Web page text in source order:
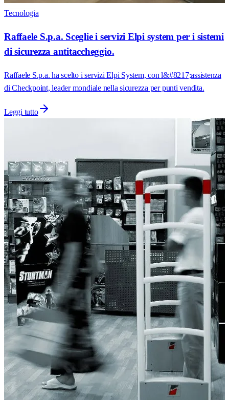
Tecnologia
Raffaele S.p.a. Sceglie i servizi Elpi system per i sistemi
di sicurezza antitaccheggio.
Raffaele S.p.a. ha scelto i servizi Elpi System, con l&#8217;assistenza
di Checkpoint, leader mondiale nella sicurezza per punti vendita.
Leggi tutto